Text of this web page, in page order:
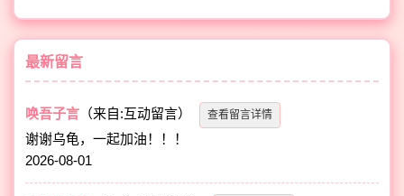
最新留言
唤吾子言 （来自:互动留言） 查看留言详情
谢谢乌龟，一起加油！！！
2026-08-01